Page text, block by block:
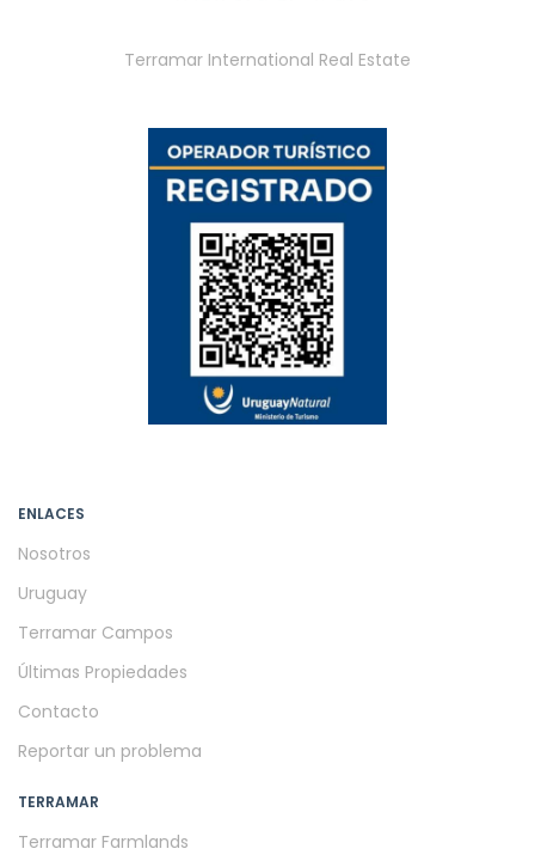
Terramar International Real Estate
ENLACES
Nosotros
Uruguay
Terramar Campos
Últimas Propiedades
Contacto
Reportar un problema
TERRAMAR
Terramar Farmlands